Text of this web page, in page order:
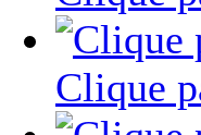
Clique